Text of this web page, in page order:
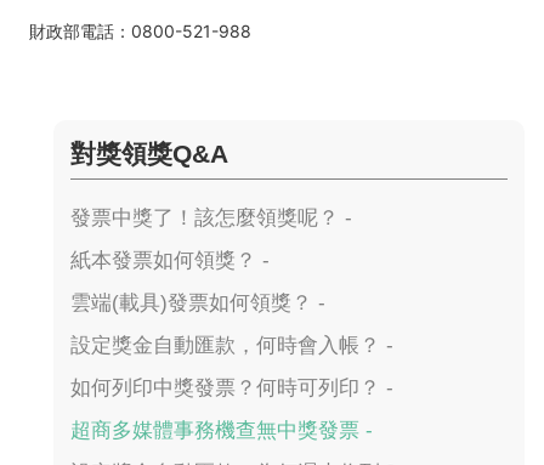
財政部電話：0800-521-988
對獎領獎Q&A
發票中獎了！該怎麼領獎呢？ -
紙本發票如何領獎？ -
雲端(載具)發票如何領獎？ -
設定獎金自動匯款，何時會入帳？ -
如何列印中獎發票？何時可列印？ -
超商多媒體事務機查無中獎發票 -